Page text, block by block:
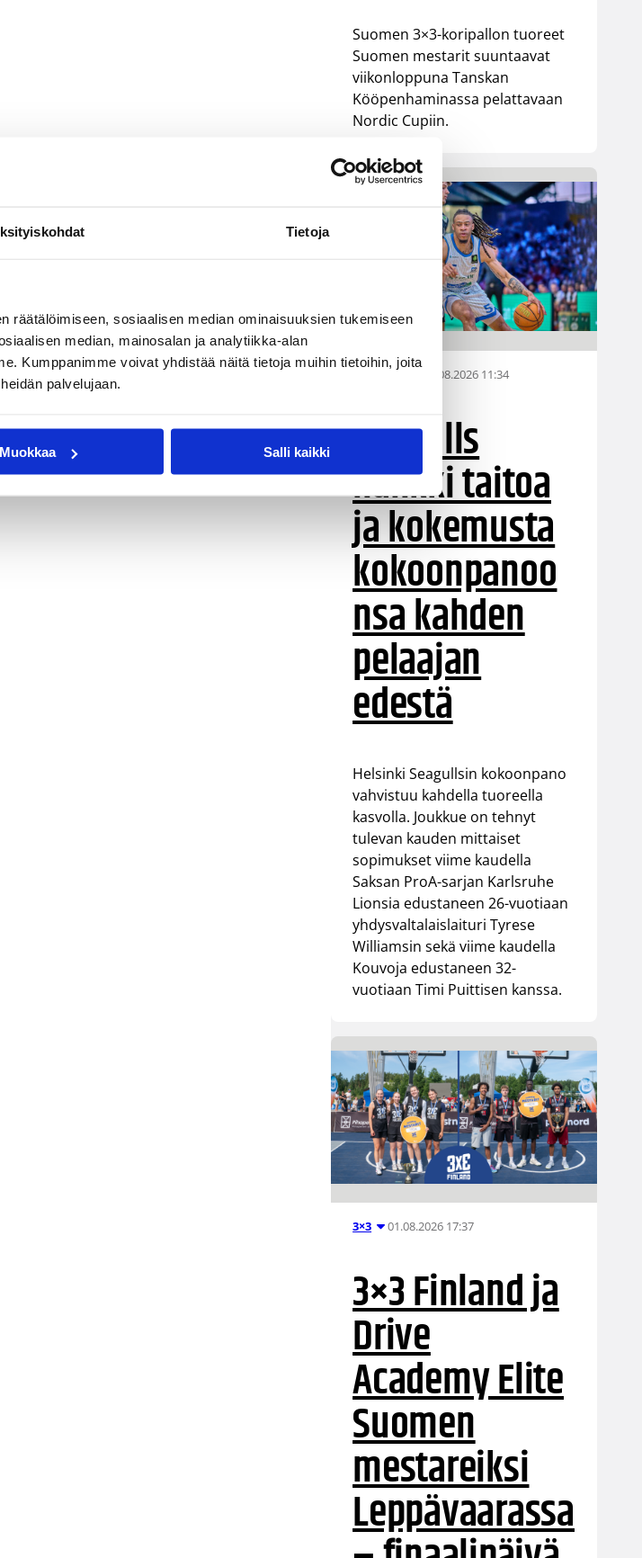
Tietoja
räätälöimiseen, sosiaalisen median ominaisuuksien tukemiseen
median, mainosalan ja analytiikka-alan
Kumppanimme voivat yhdistää näitä tietoja muihin tietoihin, joita
palvelujaan.
Muokkaa Salli kaikki
Suomen 3×3-koripallon tuoreet
Suomen mestarit suuntaavat
viikonloppuna Tanskan
Kööpenhaminassa pelattavaan
Nordic Cupiin.
Korisliiga 05.08.2026 11:34
Seagulls
hankki taitoa
ja kokemusta
kokoonpanoo
nsa kahden
pelaajan
edestä
Helsinki Seagullsin kokoonpano
vahvistuu kahdella tuoreella
kasvolla. Joukkue on tehnyt
tulevan kauden mittaiset
sopimukset viime kaudella
Saksan ProA-sarjan Karlsruhe
Lionsia edustaneen 26-vuotiaan
yhdysvaltalaislaituri Tyrese
Williamsin sekä viime kaudella
Kouvoja edustaneen 32-
vuotiaan Timi Puittisen kanssa.
3×3 01.08.2026 17:37
3×3 Finland ja
Drive
Academy Elite
Suomen
mestareiksi
Leppävaarassa